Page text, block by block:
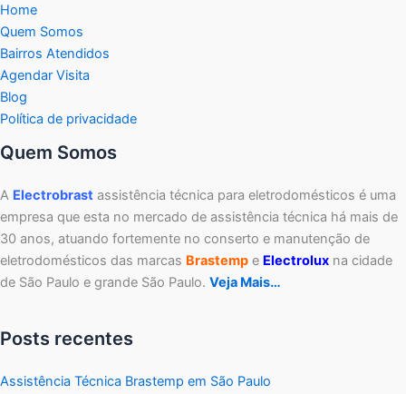
Home
Quem Somos
Bairros Atendidos
Agendar Visita
Blog
Política de privacidade
Quem Somos
A Electrobrast assistência técnica para eletrodomésticos é uma
empresa que esta no mercado de assistência técnica há mais de
30 anos, atuando fortemente no conserto e manutenção de
eletrodomésticos das marcas Brastemp e Electrolux na cidade
de São Paulo e grande São Paulo. Veja Mais…
Posts recentes
Assistência Técnica Brastemp em São Paulo